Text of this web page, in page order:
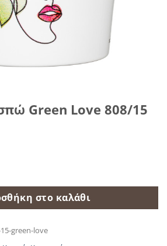
Green Love 808/15
Love 808/15 ποσότητα
στο καλάθι
green-love